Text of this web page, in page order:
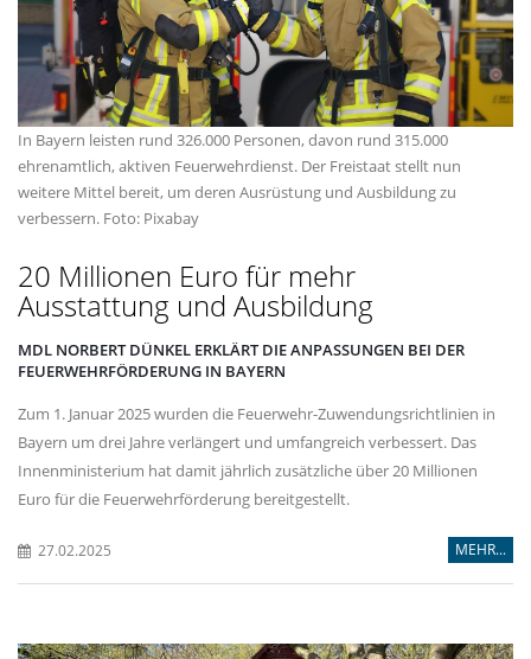
In Bayern leisten rund 326.000 Personen, davon rund 315.000
ehrenamtlich, aktiven Feuerwehrdienst. Der Freistaat stellt nun
weitere Mittel bereit, um deren Ausrüstung und Ausbildung zu
verbessern. Foto: Pixabay
20 Millionen Euro für mehr
Ausstattung und Ausbildung
MDL NORBERT DÜNKEL ERKLÄRT DIE ANPASSUNGEN BEI DER
FEUERWEHRFÖRDERUNG IN BAYERN
Zum 1. Januar 2025 wurden die Feuerwehr-Zuwendungsrichtlinien in
Bayern um drei Jahre verlängert und umfangreich verbessert. Das
Innenministerium hat damit jährlich zusätzliche über 20 Millionen
Euro für die Feuerwehrförderung bereitgestellt.
27.02.2025 MEHR...